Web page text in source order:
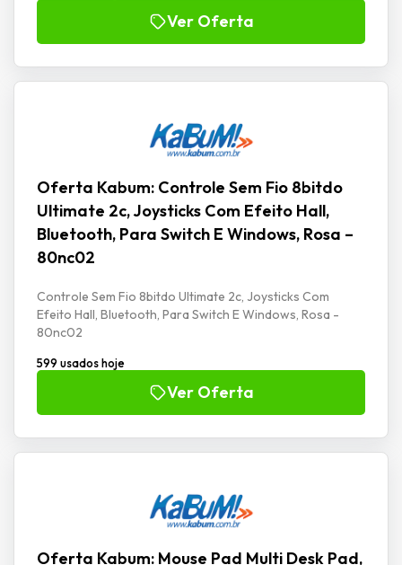
Ver Oferta
Oferta Kabum: Controle Sem Fio 8bitdo
Ultimate 2c, Joysticks Com Efeito Hall,
Bluetooth, Para Switch E Windows, Rosa –
80nc02
Controle Sem Fio 8bitdo Ultimate 2c, Joysticks Com
Efeito Hall, Bluetooth, Para Switch E Windows, Rosa -
80nc02
599 usados hoje
Ver Oferta
Oferta Kabum: Mouse Pad Multi Desk Pad,